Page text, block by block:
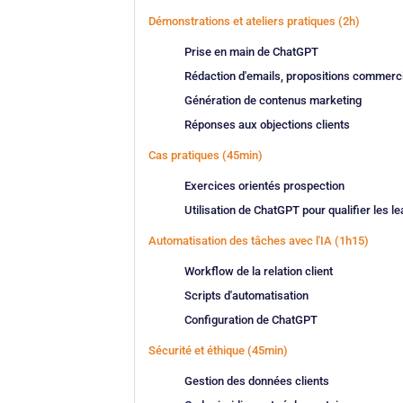
Démonstrations et ateliers pratiques (2h)
Prise en main de ChatGPT
Rédaction d'emails, propositions
Génération de contenus marketing
Réponses aux objections clients
Cas pratiques (45min)
Exercices orientés prospection
Utilisation de ChatGPT pour qualifier les
Automatisation des tâches avec l'IA (1h15)
Workflow de la relation client
Scripts d'automatisation
Configuration de ChatGPT
Sécurité et éthique (45min)
Gestion des données clients